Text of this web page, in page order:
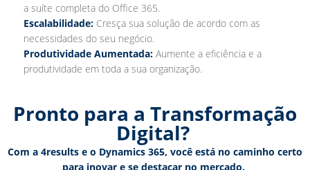
a suíte completa do Office 365.
Escalabilidade: Cresça sua solução de acordo com as
necessidades do seu negócio.
Produtividade Aumentada: Aumente a eficiência e a
produtividade em toda a sua organização.
Pronto para a Transformação
Digital?
Com a 4results e o Dynamics 365, você está no caminho certo
para inovar e se destacar no mercado.